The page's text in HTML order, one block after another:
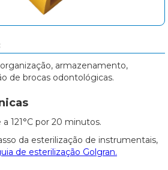
armazenamento,
de brocas odontológicas.
121°C por 20 minutos.
da esterilização de instrumentais,
de esterilização Golgran.